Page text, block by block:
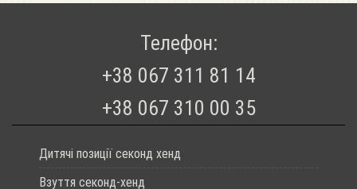
Телефон:
+38 067 311 81 14
+38 067 310 00 35
Дитячі позиції секонд хенд
Взуття секонд-хенд